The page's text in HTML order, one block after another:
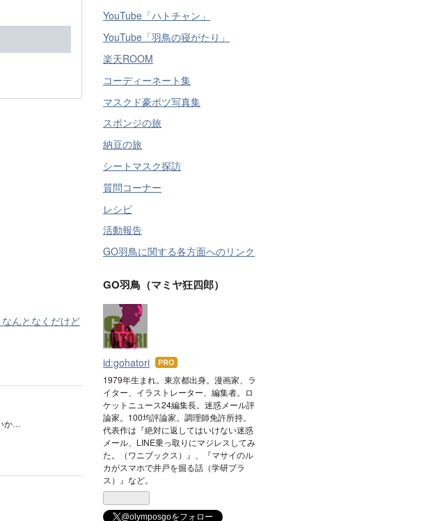
んとなくだけど
か…
YouTube「ハトチャン」
YouTube「羽鳥の寝がたり」
楽天ROOM
コーディーネート集
マスクド豪ボツ写真集
スポンジの旅
納豆の旅
シートマスク探訪
質問コーナー
レシピ
活動報告
GO羽鳥に関する各方面へのリンク
GO羽鳥（マミヤ狂四郎）
id:gohatori はて
なブ
ログ
Pro
1979年生まれ。東京都出身。漫画家、ラ
イター、イラストレーター、編集者。ロ
ケットニュース24編集長。迷惑メール評
論家。100均評論家。調理師免許所持。
代表作は『絶対に返してはいけない迷惑
メール、LINE乗っ取りにマジレスしてみ
た。（ワニブックス）』、『マサイのル
カがスマホで井戸を掘る話（学研プラ
ス）』など。
@olymposgoをフォロー